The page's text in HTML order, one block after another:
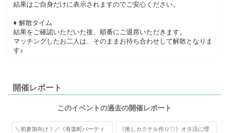
結果はご自身だけに表示されますのでご安心ください。
♦ 解散タイム
結果をご確認いただいた後、順番にご退席いただきます。
マッチングしたお二人は、そのままお待ち合わせして解散となりま
す♪
開催レポート
このイベントの過去の開催レポート
＼初参加向け！／《有楽町パーティ
《推しカクテル作り♡》オタ活に理